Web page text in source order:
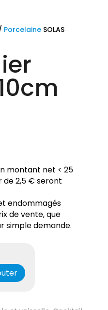
Porcelaine SOLAS
montant net < 25
de 2,5 € seront
endommagés
de vente, que
simple demande.